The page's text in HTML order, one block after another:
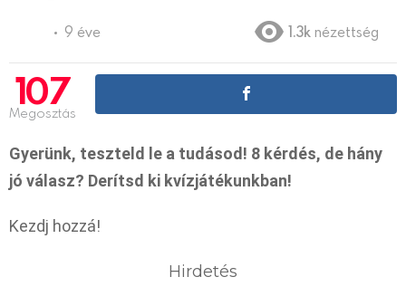
9 éve 1.3k nézettség
107
Megosztás
Gyerünk, teszteld le a tudásod! 8 kérdés, de hány
jó válasz? Derítsd ki kvízjátékunkban!
Kezdj hozzá!
Hirdetés